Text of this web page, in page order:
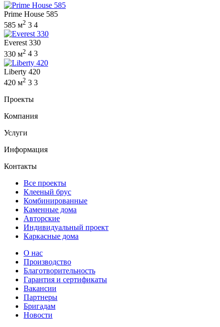
Prime House 585
585 м2 3 4
Everest 330
330 м2 4 3
Liberty 420
420 м2 3 3
Проекты
Компания
Услуги
Информация
Контакты
Все проекты
Клееный брус
Комбинированные
Каменные дома
Авторские
Индивидуальный проект
Каркасные дома
О нас
Производство
Благотворительность
Гарантия и сертификаты
Вакансии
Партнеры
Бригадам
Новости